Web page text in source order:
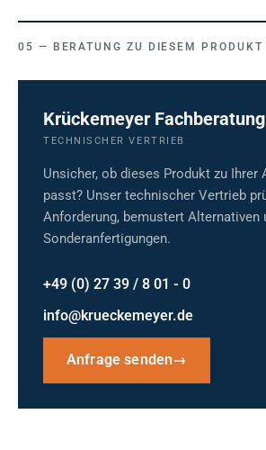
BERATUNG ZU DIESEM PRODUKT
Krückemeyer Fachberatung
TECHNISCHER VERTRIEB
Unsicher, ob dieses Produkt zu Ihrer
passt? Unser technischer Vertrieb
Anforderung, bemustert Alternativen
Sonderanfertigungen.
+49 (0) 27 39 / 8 01 - 0
info@krueckemeyer.de
Anfrage senden→